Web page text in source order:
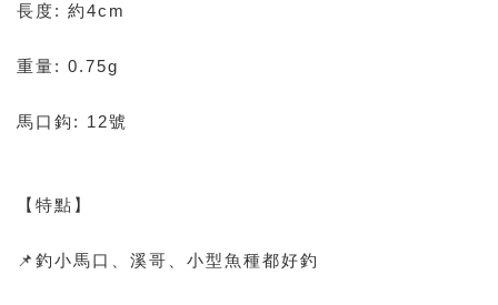
長度: 約4cm
重量: 0.75g
馬口鈎: 12號
【特點】
📌釣小馬口、溪哥、小型魚種都好釣